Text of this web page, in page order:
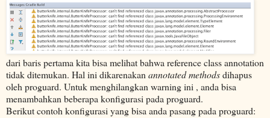
dari baris pertama kita bisa melihat bahwa reference class annotation
tidak ditemukan. Hal ini dikarenakan annotated methodsdihapus
oleh proguard. Untuk menghilangkan warning ini , anda bisa
menambahkan beberapa konfigurasi pada proguard.
Berikut contoh konfigurasi yang bisa anda pasang pada proguard: